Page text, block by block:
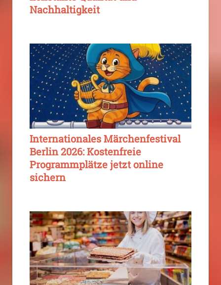
Nachhaltigkeit
Internationales Märchenfestival
Berlin 2026: Kostenfreie
Programmplätze jetzt online
sichern